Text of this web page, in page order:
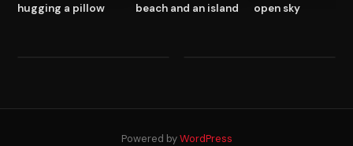
hugging a pillow beach and an island open sky
Powered byWordPress